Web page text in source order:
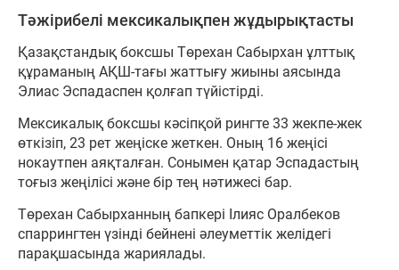
Тәжірибелі мексикалықпен жұдырықтасты
Қазақстандық боксшы Төрехан Сабырхан ұлттық
құраманың АҚШ-тағы жаттығу жиыны аясында
Элиас Эспадаспен қолғап түйістірді.
Мексикалық боксшы кәсіпқой рингте 33 жекпе-жек
өткізіп, 23 рет жеңіске жеткен. Оның 16 жеңісі
нокаутпен аяқталған. Сонымен қатар Эспадастың
тоғыз жеңілісі және бір тең нәтижесі бар.
Төрехан Сабырханның бапкері Ілияс Оралбеков
спаррингтен үзінді бейнені әлеуметтік желідегі
парақшасында жариялады.